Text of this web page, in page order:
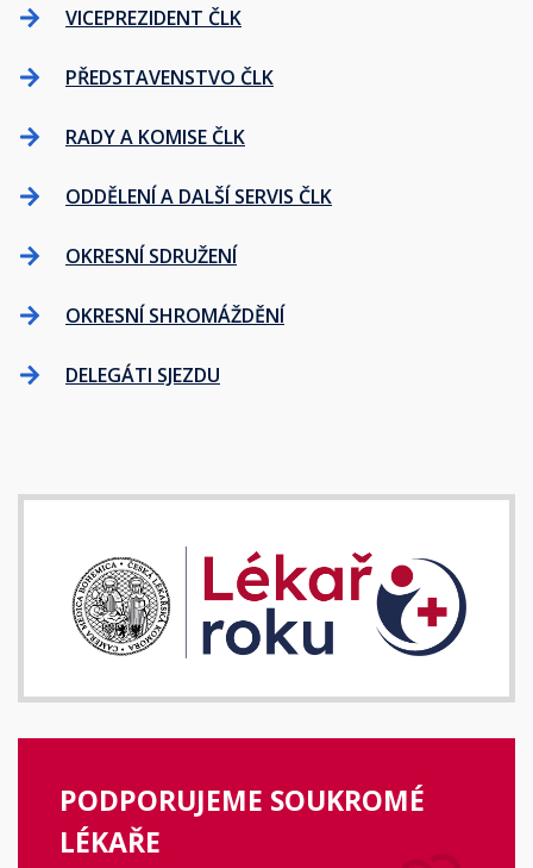
VICEPREZIDENT ČLK
PŘEDSTAVENSTVO ČLK
RADY A KOMISE ČLK
ODDĚLENÍ A DALŠÍ SERVIS ČLK
OKRESNÍ SDRUŽENÍ
OKRESNÍ SHROMÁŽDĚNÍ
DELEGÁTI SJEZDU
PODPORUJEME SOUKROMÉ
LÉKAŘE